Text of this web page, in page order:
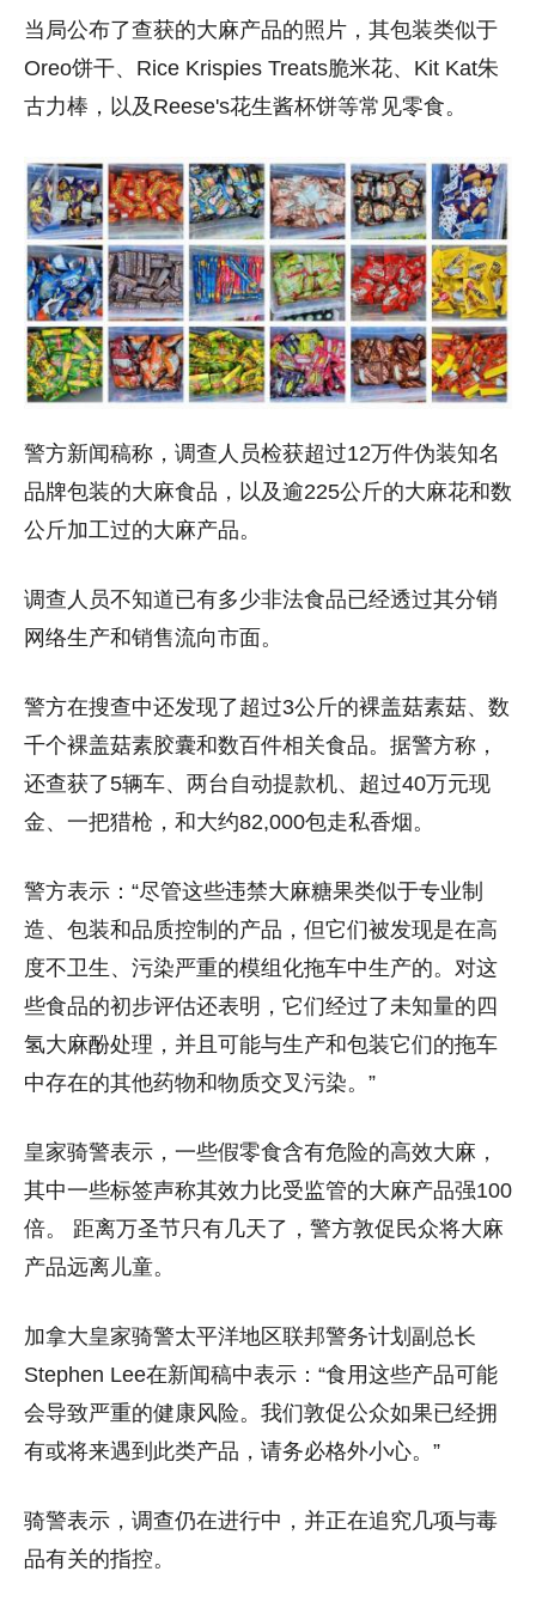
当局公布了查获的大麻产品的照片，其包装类似于
Oreo饼干、Rice Krispies Treats脆米花、Kit Kat朱
古力棒，以及Reese's花生酱杯饼等常见零食。
警方新闻稿称，调查人员检获超过12万件伪装知名
品牌包装的大麻食品，以及逾225公斤的大麻花和数
公斤加工过的大麻产品。
调查人员不知道已有多少非法食品已经透过其分销
网络生产和销售流向市面。
警方在搜查中还发现了超过3公斤的裸盖菇素菇、数
千个裸盖菇素胶囊和数百件相关食品。 据警方称，
还查获了5辆车、两台自动提款机、超过40万元现
金、一把猎枪，和大约82,000包走私香烟。
警方表示：“尽管这些违禁大麻糖果类似于专业制
造、包装和品质控制的产品，但它们被发现是在高
度不卫生、污染严重的模组化拖车中生产的。 对这
些食品的初步评估还表明，它们经过了未知量的四
氢大麻酚处理，并且可能与生产和包装它们的拖车
中存在的其他药物和物质交叉污染。”
皇家骑警表示，一些假零食含有危险的高效大麻，
其中一些标签声称其效力比受监管的大麻产品强100
倍。 距离万圣节只有几天了，警方敦促民众将大麻
产品远离儿童。
加拿大皇家骑警太平洋地区联邦警务计划副总长
Stephen Lee在新闻稿中表示： “食用这些产品可能
会导致严重的健康风险。 我们敦促公众如果已经拥
有或将来遇到此类产品，请务必格外小心。”
骑警表示，调查仍在进行中，并正在追究几项与毒
品有关的指控。